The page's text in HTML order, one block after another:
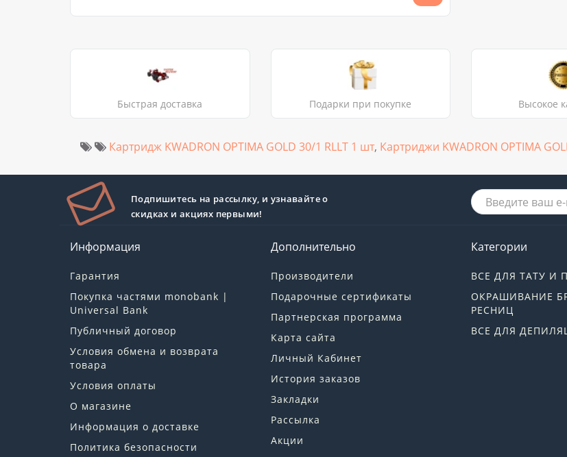
Быстрая доставка Подарки при покупке Высокое
Картридж KWADRON OPTIMA GOLD 30/1 RLLT 1 шт, Картриджи KWADRON OPTIMA
Подпишитесь на рассылку, и узнавайте о
скидках и акциях первыми!
Информация
Гарантия
Покупка частями monobank |
Universal Bank
Публичный договор
Условия обмена и возврата
товара
Условия оплаты
О магазине
Информация о доставке
Политика безопасности
Дополнительно
Производители
Подарочные сертификаты
Партнерская программа
Карта сайта
Личный Кабинет
История заказов
Закладки
Рассылка
Акции
Категории
ВСЕ ДЛЯ ТАТУ И
ОКРАШИВАНИЕ
РЕСНИЦ
ВСЕ ДЛЯ